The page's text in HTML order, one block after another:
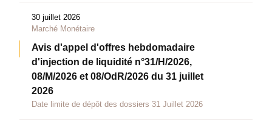
30 juillet 2026
Marché Monétaire
Avis d'appel d'offres hebdomadaire
d'injection de liquidité n°31/H/2026,
08/M/2026 et 08/OdR/2026 du 31 juillet
2026
Date limite de dépôt des dossiers 31 Juillet 2026